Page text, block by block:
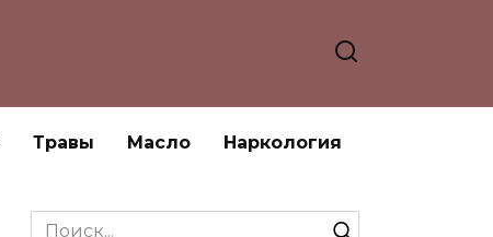
Травы Масло Наркология
Search